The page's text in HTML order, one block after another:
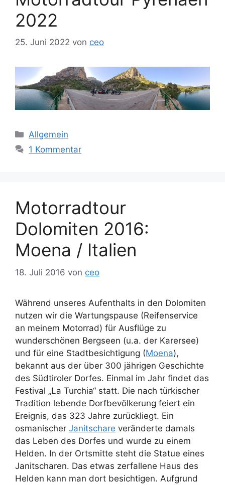
2022
25. Juni 2022 von ceo
Kategorien
Allgemein
1 Kommentar
Motorradtour
Dolomiten 2016:
Moena / Italien
18. Juli 2016 von ceo
Während unseres Aufenthalts in den Dolomiten
nutzen wir die Wartungspause (Reifenservice
an meinem Motorrad) für Ausflüge zu
wunderschönen Bergseen (u.a. der Karersee)
und für eine Stadtbesichtigung (Moena),
bekannt aus der über 300 jährigen Geschichte
des Südtiroler Dorfes. Einmal im Jahr findet das
Festival „La Turchia“ statt. Die nach türkischer
Tradition lebende Dorfbevölkerung feiert ein
Ereignis, das 323 Jahre zurückliegt. Ein
osmanischer Janitschare veränderte damals
das Leben des Dorfes und wurde zu einem
Helden. In der Ortsmitte steht die Statue eines
Janitscharen. Das etwas zerfallene Haus des
Helden kann man dort besichtigen. Aufgrund